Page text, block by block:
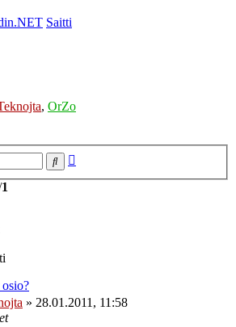
Saitti
, OrZo
Etsi
1
» 28.01.2011, 11:58